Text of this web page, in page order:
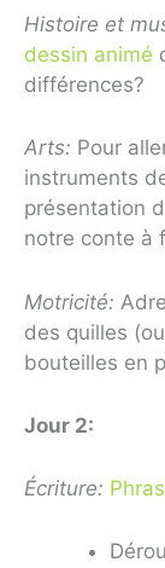
Histoire et
dessin animé
différences?
Arts: Pour
instruments
présentation
notre conte à
Motricité:
des quilles
bouteilles en
Jour 2:
Écriture: